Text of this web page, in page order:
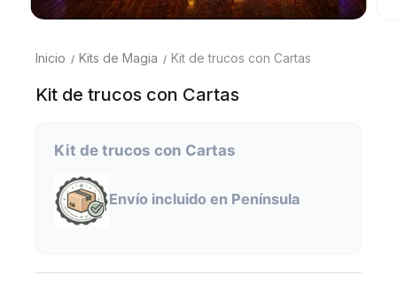
Inicio Kits de Magia Kit de trucos con Cartas
Kit de trucos con Cartas
Kit de trucos con Cartas
Envío incluido en Península